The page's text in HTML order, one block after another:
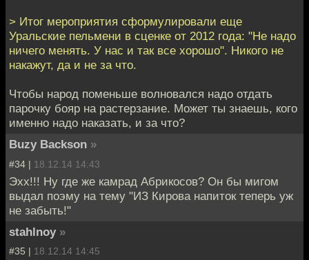
> Итог мероприятия сформулировали еще
Уральские пельмени в сценке от 2012 года: "Не надо
ничего менять. У нас и так все хорошо". Никого не
накажут, да и не за что.
Чтобы народ поменьше волновался надо отдать
парочку бояр на растерзание. Может ты знаешь, кого
именно надо наказать, и за что?
Buzy Backson »
#34 | 18.12.14 14:43
Эхх!!! Ну где же камрад Абрикосов? Он бы мигом
выдал поэму на тему "ИЗ Кирова напиток теперь уж
не забыть!"
stahlnoy »
#35 | 18.12.14 14:45